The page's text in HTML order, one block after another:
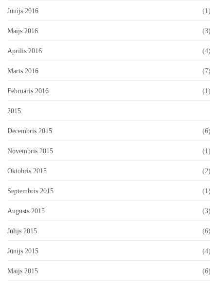
Jūnijs 2016 (1)
Maijs 2016 (3)
Aprīlis 2016 (4)
Marts 2016 (7)
Februāris 2016 (1)
2015
Decembris 2015 (6)
Novembris 2015 (1)
Oktobris 2015 (2)
Septembris 2015 (1)
Augusts 2015 (3)
Jūlijs 2015 (6)
Jūnijs 2015 (4)
Maijs 2015 (6)